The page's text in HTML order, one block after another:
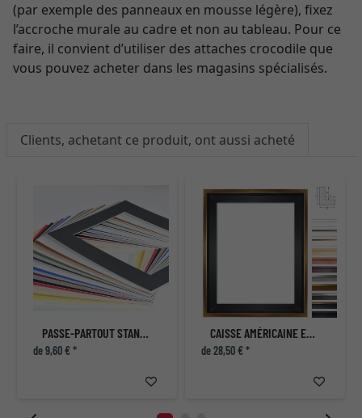
(par exemple des panneaux en mousse légère), fixez
l’accroche murale au cadre et non au tableau. Pour ce
faire, il convient d’utiliser des attaches crocodile que
vous pouvez acheter dans les magasins spécialisés.
Clients, achetant ce produit, ont aussi acheté
PASSE-PARTOUT STANDARD
de 9,60 € *
CAISSE AMÉRICAINE ECLIPSE NOIR
de 28,50 € *